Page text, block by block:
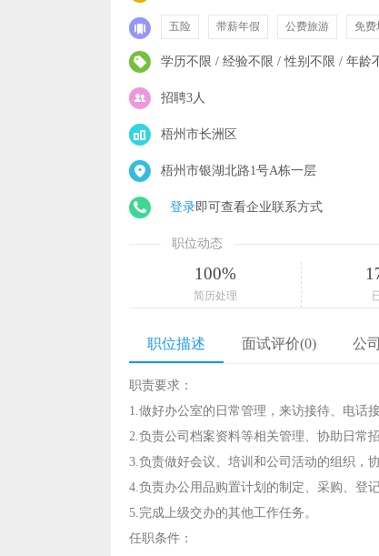
五险 带薪年假 公费旅游 免费
学历不限 / 经验不限 / 性别不限 / 年龄
招聘3人
梧州市长洲区
梧州市银湖北路1号A栋一层
登录即可查看企业联系方式
职位动态
100%
简历处理
职位描述 面试评价(0) 公
职责要求：
1.做好办公室的日常管理，来访接待、电话
2.负责公司档案资料等相关管理、协助日常
3.负责做好会议、培训和公司活动的组织，
4.负责办公用品购置计划的制定、采购、登
5.完成上级交办的其他工作任务。
任职条件：